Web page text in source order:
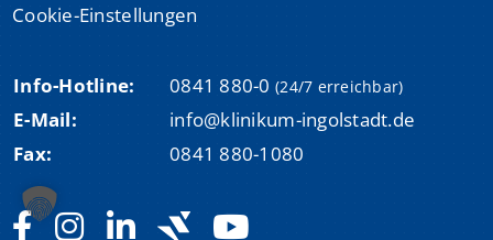
Cookie-Einstellungen
Info-Hotline: 0841 880-0 (24/7 erreichbar)
E-Mail:
info@klinikum-ingolstadt.de
Fax:
0841 880-1080